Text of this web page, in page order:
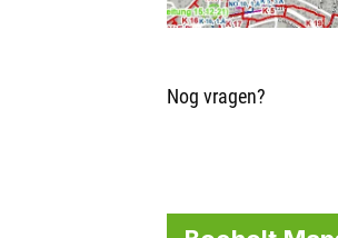
Nog vragen?